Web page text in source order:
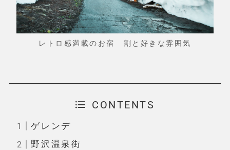
レトロ感満載のお宿 割と好きな雰囲気
CONTENTS
ゲレンデ
野沢温泉街